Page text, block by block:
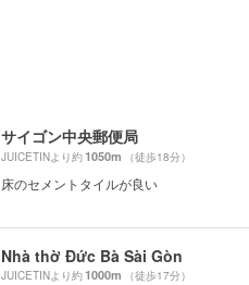
サイゴン中央郵便局
JUICETINより約1050m （徒歩18分）
床のセメントタイルが良い
Nhà thờ Đức Bà Sài Gòn
JUICETINより約1000m （徒歩17分）